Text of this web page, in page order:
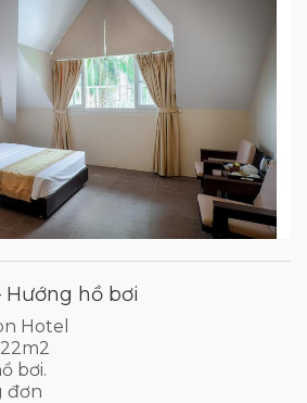
Hướng hồ bơi
Hotel
bơi.
đơn